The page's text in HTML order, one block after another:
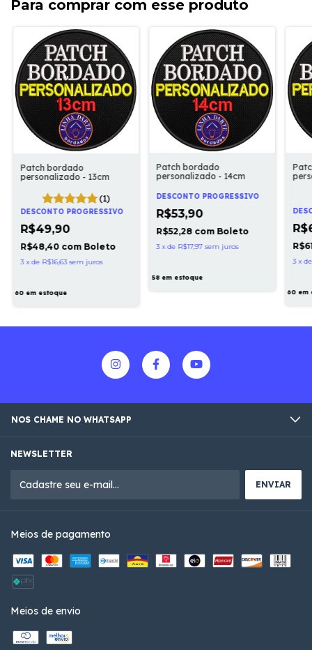
Para comprar com esse produto
Patch bordado
personalizado - 13cm
(1)
DESCONTO PROGRESSIVO
R$49,90
R$48,40 com Boleto
3 xde R$16,63 sem juros
60 em estoque
Patch bordado
personalizado - 14cm
DESCONTO PROGRESSIVO
R$53,90
R$52,28 com Boleto
3 xde R$17,97 sem juros
58em estoque
3 x
60 em
NOS CHAME NO WHATSAPP
NEWSLETTER
Meios de pagamento
Meios de envio